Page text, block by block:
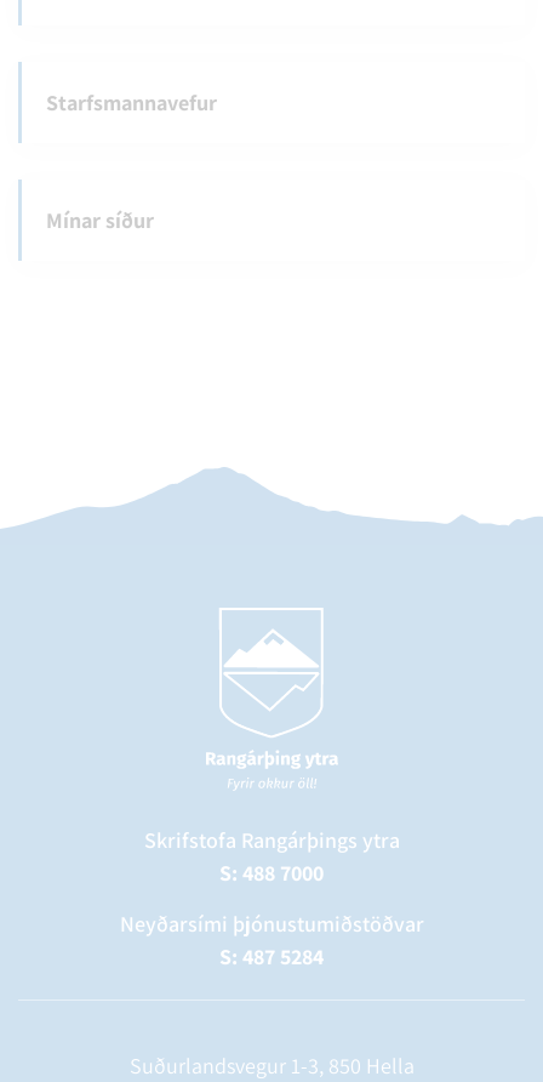
Starfsmannavefur
Mínar síður
Skrifstofa Rangárþings ytra
S: 488 7000
Neyðarsími þjónustumiðstöðvar
S: 487 5284
Suðurlandsvegur 1-3, 850 Hella